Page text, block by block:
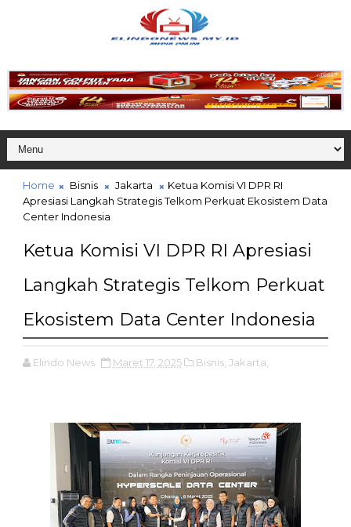
Home Bisnis Jakarta
Ketua Komisi VI DPR RI
Apresiasi Langkah Strategis Telkom Perkuat Ekosistem Data
Center Indonesia
Ketua Komisi VI DPR RI Apresiasi
Langkah Strategis Telkom Perkuat
Ekosistem Data Center Indonesia
Elindo News Maret 17, 2025 Bisnis, Jakarta,